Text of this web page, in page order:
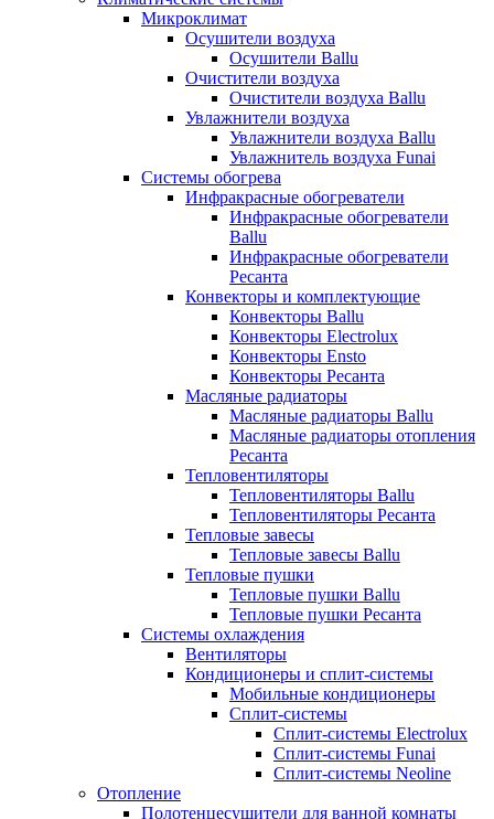
Микроклимат
Осушители воздуха
Осушители Ballu
Очистители воздуха
Очистители воздуха Ballu
Увлажнители воздуха
Увлажнители воздуха Ballu
Увлажнитель воздуха Funai
Системы обогрева
Инфракрасные обогреватели
Инфракрасные обогреватели
Ballu
Инфракрасные обогреватели
Ресанта
Конвекторы и комплектующие
Конвекторы Ballu
Конвекторы Electrolux
Конвекторы Ensto
Конвекторы Ресанта
Масляные радиаторы
Масляные радиаторы Ballu
Масляные радиаторы отопления
Ресанта
Тепловентиляторы
Тепловентиляторы Ballu
Тепловентиляторы Ресанта
Тепловые завесы
Тепловые завесы Ballu
Тепловые пушки
Тепловые пушки Ballu
Тепловые пушки Ресанта
Системы охлаждения
Вентиляторы
Кондиционеры и сплит-системы
Мобильные кондиционеры
Сплит-системы
Сплит-системы Electrolux
Сплит-системы Funai
Сплит-системы Neoline
Отопление
Полотенцесушители для ванной комнаты